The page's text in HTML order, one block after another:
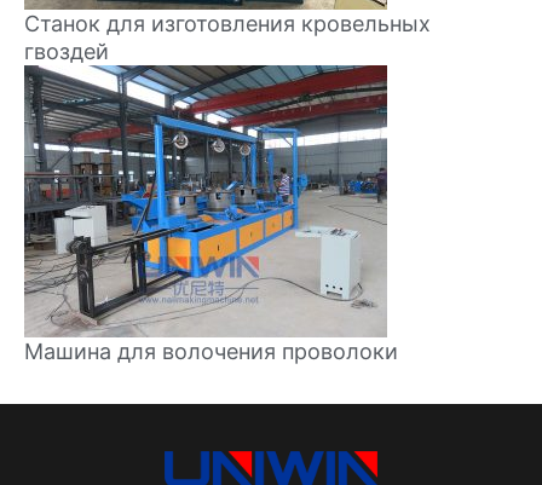
Станок для изготовления кровельных
гвоздей
Машина для волочения проволоки